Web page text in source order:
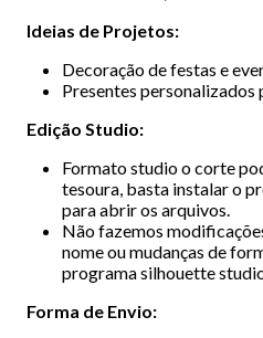
Ideias de Projetos:
Decoração de festas e
Presentes personalizados
Edição Studio:
Formato studio o corte
tesoura, basta instalar o
para abrir os arquivos.
Não fazemos
nome ou mudanças de
programa silhouette
Forma de Envio: